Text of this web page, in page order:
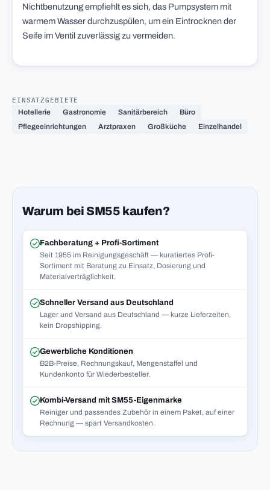
Nichtbenutzung empfiehlt es sich, das Pumpsystem mit
warmem Wasser durchzuspülen, um ein Eintrocknen der
Seife im Ventil zuverlässig zu vermeiden.
EINSATZGEBIETE
Hotellerie
Gastronomie Sanitärbereich
Büro
Pflegeeinrichtungen
Arztpraxen Großküche Einzelhandel
Warum bei SM55 kaufen?
Fachberatung + Profi-Sortiment
Seit 1955 im Reinigungsgeschäft — kuratiertes Profi-
Sortiment mit Beratung zu Einsatz, Dosierung und
Materialverträglichkeit.
Schneller Versand aus Deutschland
Lager und Versand aus Deutschland — kurze Lieferzeiten,
kein Dropshipping.
Gewerbliche Konditionen
B2B-Preise, Rechnungskauf, Mengenstaffel und
Kundenkonto für Wiederbesteller.
Kombi-Versand mit SM55-Eigenmarke
Reiniger und passendes Zubehör in einem Paket, auf einer
Rechnung — spart Versandkosten.